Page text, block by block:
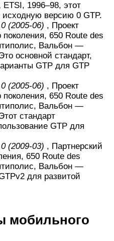
1996–98, этот
исходную версию 0 GTP.
(2005-06) , Проект
поколения, 650 Route des
Вальбон —
основной стандарт,
GTP для GTP
(2005-06) , Проект
поколения, 650 Route des
Вальбон —
стандарт
GTP для
(2009-03) , Партнерский
650 Route des
Вальбон —
для развитой
мобильного